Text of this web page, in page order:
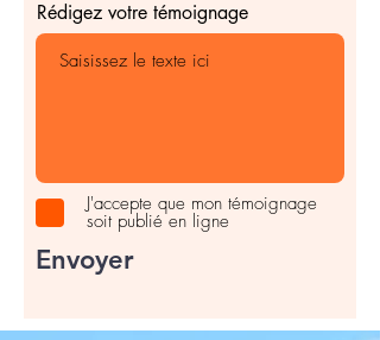
Rédigez votre témoignage
J'accepte que mon témoignage
soit publié en ligne
Envoyer